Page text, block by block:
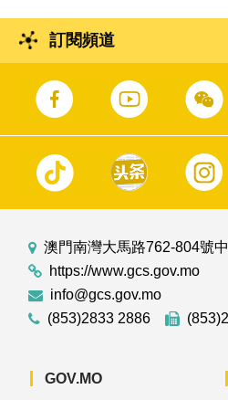
訂閱頻道
澳門南灣大馬路762-804號
https://www.gcs.gov.mo
info@gcs.gov.mo
(853)2833 2886
GOV.MO